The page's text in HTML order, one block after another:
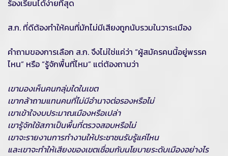
ร้องเรียนได้ง่ายที่สุด
ส.ก. ที่ดีต้องทำให้คนที่มักไม่มีเสียงถูกนับรวมในวาระเมือง
คำถามของการเลือก ส.ก. จึงไม่ใช่แค่ว่า “ผู้สมัครคนนี้อยู่พรรค
ไหน” หรือ “รู้จักพื้นที่ไหม” แต่ต้องถามว่า
เขามองเห็นคนกลุ่มใดในเขต
เขากล้าถามแทนคนที่ไม่มีอำนาจต่อรองหรือไม่
เขาเข้าใจงบประมาณเมืองหรือเปล่า
เขารู้จักใช้สภาเป็นพื้นที่ตรวจสอบหรือไม่
เขาจะรายงานการทำงานให้ประชาชนรับรู้แค่ไหน
และเขาจะทำให้เสียงของเขตเชื่อมกับนโยบายระดับเมืองอย่างไร